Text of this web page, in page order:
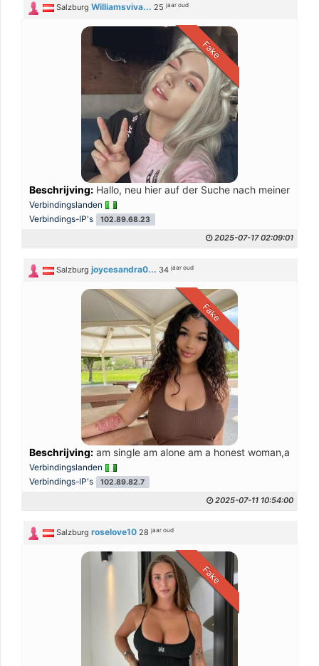
Salzburg Williamsviva... 25jaar oud
Fake
Beschrijving: Hallo, neu hier auf der Suche nach meinem
Verbindingslanden
Verbindings-IP's
102.89.68.23
2025-07-17 02:09:01
Salzburg joycesandra0... 34jaar oud
Fake
Beschrijving: am single am alone am a honest woman,and I
Verbindingslanden
Verbindings-IP's
102.89.82.7
2025-07-11 10:54:00
Salzburg roselove10 28jaar oud
Fake